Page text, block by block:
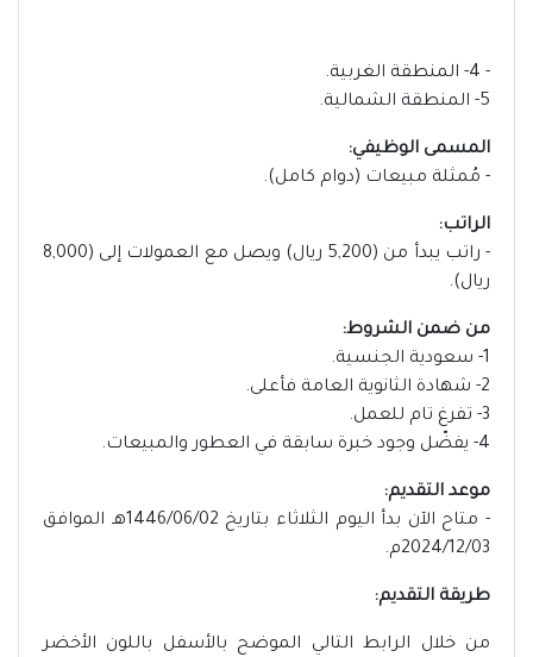
- 4- المنطقة الغربية.
5- المنطقة الشمالية.
المسمى الوظيفي:
- مُمثلة مبيعات (دوام كامل).
الراتب:
- راتب يبدأ من (5,200 ريال) ويصل مع العمولات إلى (8,000
ريال).
من ضمن الشروط:
1- سعودية الجنسية.
2- شهادة الثانوية العامة فأعلى.
3- تفرغ تام للعمل.
4- يفضّل وجود خبرة سابقة في العطور والمبيعات.
موعد التقديم:
- متاح الآن بدأ اليوم الثلاثاء بتاريخ 1446/06/02هـ الموافق
2024/12/03م.
طريقة التقديم:
من خلال الرابط التالي الموضح بالأسفل باللون الأخضر